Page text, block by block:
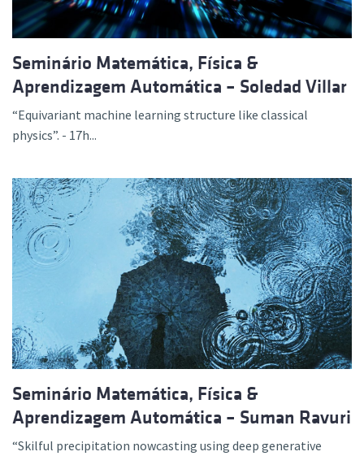
Seminário Matemática, Física &
Aprendizagem Automática – Soledad Villar
“Equivariant machine learning structure like classical
physics”. - 17h...
Seminário Matemática, Física &
Aprendizagem Automática – Suman Ravuri
“Skilful precipitation nowcasting using deep generative